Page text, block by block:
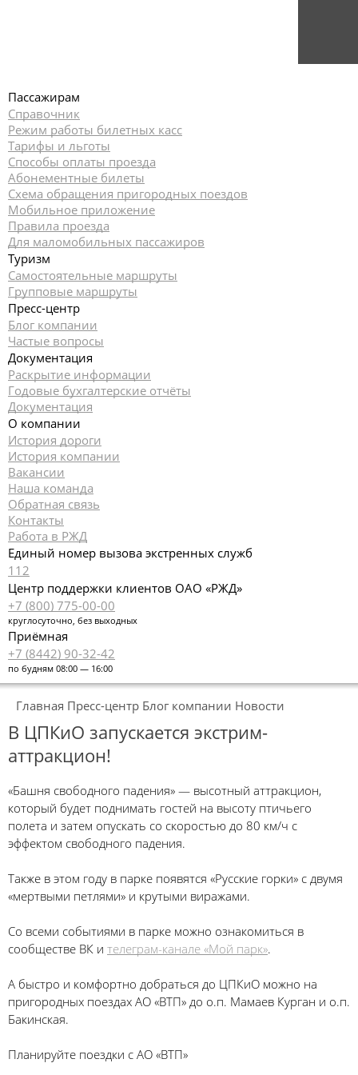
Пассажирам
Справочник
Режим работы билетных касс
Тарифы и льготы
Способы оплаты проезда
Абонементные билеты
Схема обращения пригородных поездов
Мобильное приложение
Правила проезда
Для маломобильных пассажиров
Туризм
Самостоятельные маршруты
Групповые маршруты
Пресс-центр
Блог компании
Частые вопросы
Документация
Раскрытие информации
Годовые бухгалтерские отчёты
Документация
О компании
История дороги
История компании
Вакансии
Наша команда
Обратная связь
Контакты
Работа в РЖД
Единый номер вызова экстренных служб
112
Центр поддержки клиентов ОАО «РЖД»
+7 (800) 775-00-00
круглосуточно, без выходных
Приёмная
+7 (8442) 90-32-42
по будням 08:00 — 16:00
Главная Пресс-центр Блог компании Новости
В ЦПКиО запускается экстрим-
аттракцион!
«Башня свободного падения» — высотный аттракцион,
который будет поднимать гостей на высоту птичьего
полета и затем опускать со скоростью до 80 км/ч с
эффектом свободного падения.
Также в этом году в парке появятся «Русские горки» с двумя
«мертвыми петлями» и крутыми виражами.
Со всеми событиями в парке можно ознакомиться в
сообществе ВК и телеграм-канале «Мой парк».
А быстро и комфортно добраться до ЦПКиО можно на
пригородных поездах АО «ВТП» до о.п. Мамаев Курган и о.п.
Бакинская.
Планируйте поездки с АО «ВТП»